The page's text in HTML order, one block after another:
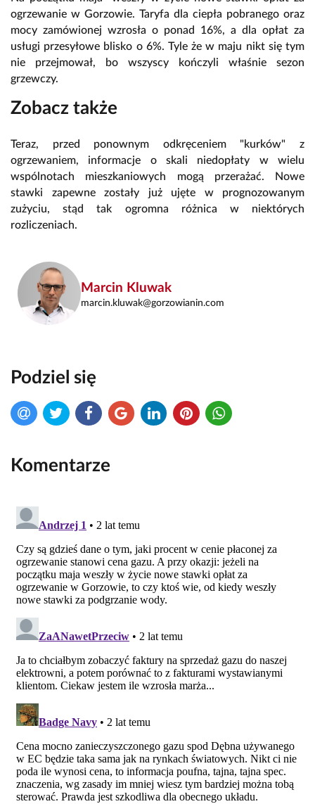
ogrzewanie w Gorzowie. Taryfa dla ciepła pobranego oraz
mocy zamówionej wzrosła o ponad 16%, a dla opłat za
usługi przesyłowe blisko o 6%. Tyle że w maju nikt się tym
nie przejmował, bo wszyscy kończyli właśnie sezon
grzewczy.
Zobacz także
Teraz, przed ponownym odkręceniem "kurków" z
ogrzewaniem, informacje o skali niedopłaty w wielu
wspólnotach mieszkaniowych mogą przerażać. Nowe
stawki zapewne zostały już ujęte w prognozowanym
zużyciu, stąd tak ogromna różnica w niektórych
rozliczeniach.
Marcin Kluwak
marcin.kluwak@gorzowianin.com
Podziel się
Komentarze